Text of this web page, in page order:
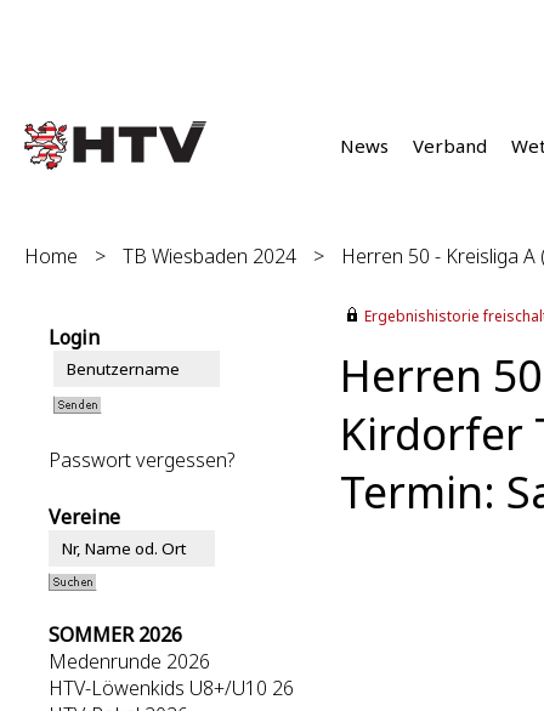
News Verband
Home > TB Wiesbaden 2024 > Herren 50 - Kreisliga A
Login
Passwort vergessen?
Vereine
SOMMER 2026
Medenrunde 2026
HTV-Löwenkids U8+/U10 26
Ergebnishistorie
Herren
Kirdorfer
Termin: